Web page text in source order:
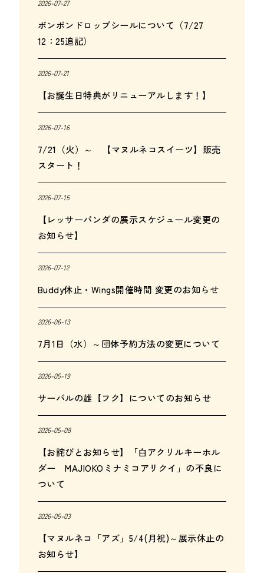
2026-07-27
ボンボンドロップシールについて（7/27
12：25追記）
2026-07-21
【お誕生日特典がリニューアルします！】
2026-07-16
7/21（火）～ 【マヌルネコスイーツ】販売
スタート！
2026-07-15
【レッサーパンダの展示スケジュール変更の
お知らせ】
2026-07-12
Buddy休止・Wings開催時間 変更のお知らせ
2026-06-13
7月1日（水）～団体予約方法の変更について
2026-05-19
サーバルの雄【フク】についてのお知らせ
2026-05-08
【お詫びとお知らせ】「白アクリルキーホル
ダー MAJIOKOミナミコアリクイ」の不良に
ついて
2026-05-03
【マヌルネコ「アズ」5/4(月祝)～展示休止の
お知らせ】